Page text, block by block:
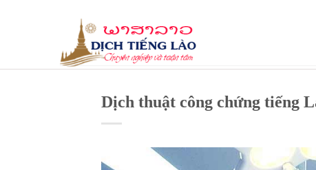
Dịch thuật công chứng tiếng